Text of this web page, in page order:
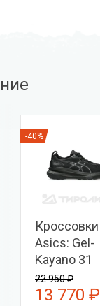
-40%
Кроссовки
Asics: Gel-
Kayano 31
22 950 ₽
13 770 ₽